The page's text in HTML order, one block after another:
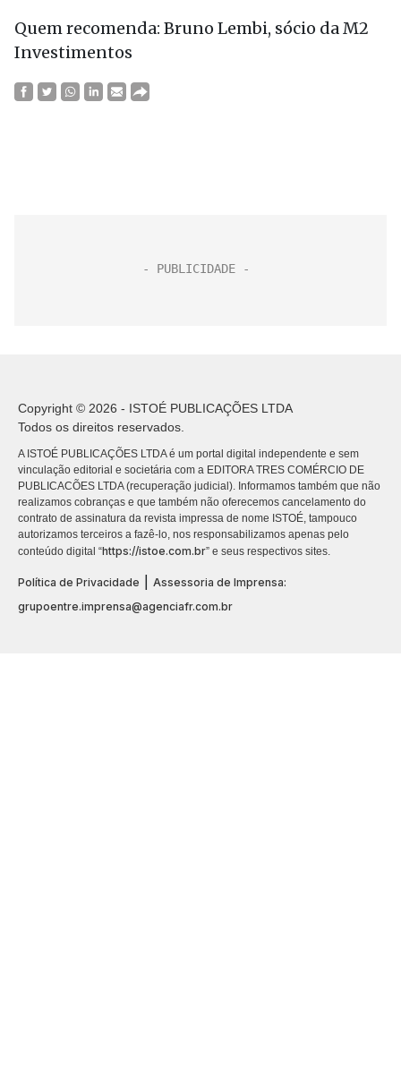
Quem recomenda: Bruno Lembi, sócio da M2
Investimentos
Copyright © 2026 - ISTOÉ PUBLICAÇÕES LTDA
Todos os direitos reservados.
A ISTOÉ PUBLICAÇÕES LTDA é um portal digital independente e sem
vinculação editorial e societária com a EDITORA TRES COMÉRCIO DE
PUBLICACÕES LTDA (recuperação judicial). Informamos também que não
realizamos cobranças e que também não oferecemos cancelamento do
contrato de assinatura da revista impressa de nome ISTOÉ, tampouco
autorizamos terceiros a fazê-lo, nos responsabilizamos apenas pelo
conteúdo digital “https://istoe.com.br” e seus respectivos sites.
Política de Privacidade
Assessoria de Imprensa:
grupoentre.imprensa@agenciafr.com.br